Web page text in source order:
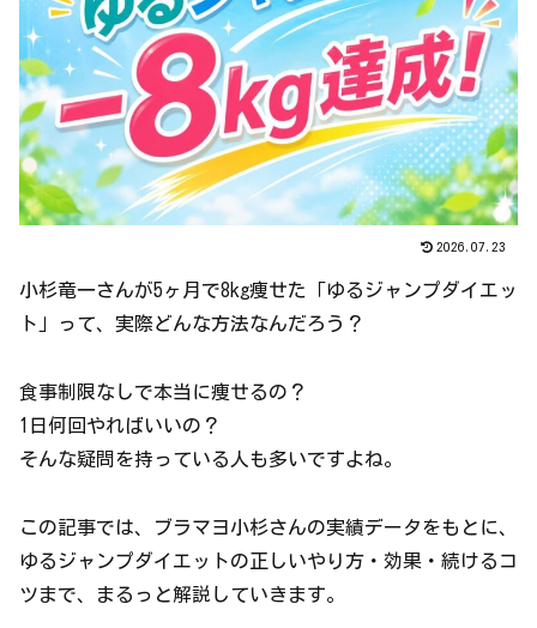
2026.07.23
小杉竜一さんが5ヶ月で8kg痩せた「ゆるジャンプダイエッ
ト」って、実際どんな方法なんだろう？
食事制限なしで本当に痩せるの？
1日何回やればいいの？
そんな疑問を持っている人も多いですよね。
この記事では、ブラマヨ小杉さんの実績データをもとに、
ゆるジャンプダイエットの正しいやり方・効果・続けるコ
ツまで、まるっと解説していきます。